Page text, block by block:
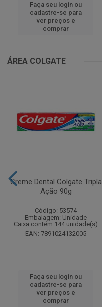
Faça seu login ou
cadastre-se para
ver preços e
comprar
ÁREA COLGATE
Creme Dental Colgate Tripla
Ação 90g
Código: 53574
Embalagem: Unidade
Caixa contém 144 unidade(s)
EAN: 7891024132005
Faça seu login ou
cadastre-se para
ver preços e
comprar